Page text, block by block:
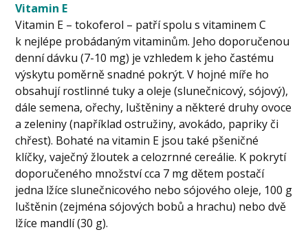
Vitamin E
Vitamin E – tokoferol – patří spolu s vitaminem C
k nejlépe probádaným vitaminům. Jeho doporučenou
denní dávku (7-10 mg) je vzhledem k jeho častému
výskytu poměrně snadné pokrýt. V hojné míře ho
obsahují rostlinné tuky a oleje (slunečnicový, sójový),
dále semena, ořechy, luštěniny a některé druhy ovoce
a zeleniny (například ostružiny, avokádo, papriky či
chřest). Bohaté na vitamin E jsou také pšeničné
klíčky, vaječný žloutek a celozrnné cereálie. K pokrytí
doporučeného množství cca 7 mg dětem postačí
jedna lžíce slunečnicového nebo sójového oleje, 100 g
luštěnin (zejména sójových bobů a hrachu) nebo dvě
lžíce mandlí (30 g).